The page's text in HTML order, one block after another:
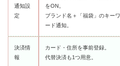
通知設
定
をON。
ブランド名＋「福袋」のキーワ
ード通知。
決済情
報
カード・住所を事前登録。
代替決済も1つ用意。